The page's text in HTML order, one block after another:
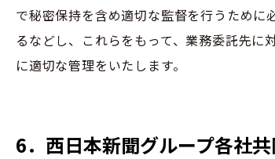
で秘密保持を含め適切な監督を行うため
るなどし、これらをもって、業務委託先に
に適切な管理をいたします。
6．西日本新聞グループ各社